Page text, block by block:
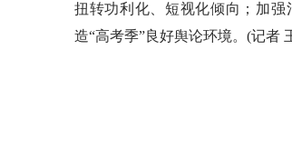
扭转功利化、短视化倾向；加
造“高考季”良好舆论环境。(记者